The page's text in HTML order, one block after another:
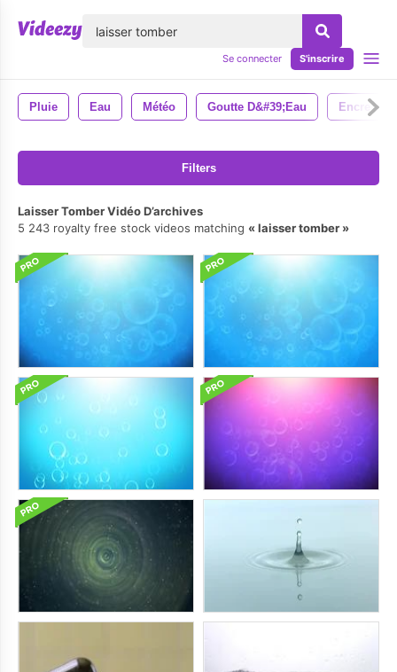
Se connecter S'inscrire
Pluie Eau Météo Goutte D&#39;eau Encre
Filters
Laisser Tomber Vidéo D’archives
5 243 royalty free stock videos matching
laisser tomber